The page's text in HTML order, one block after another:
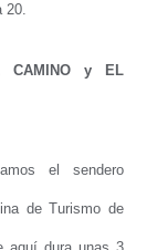
20.
CAMINO y EL
el sendero
de Turismo de